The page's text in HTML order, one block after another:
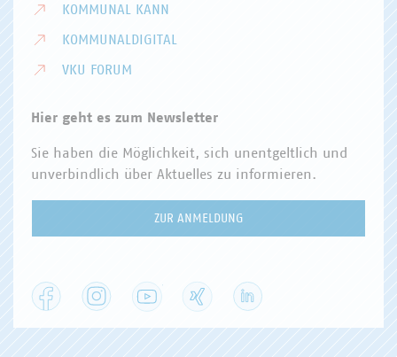
KOMMUNAL KANN
KOMMUNALDIGITAL
VKU FORUM
Hier geht es zum Newsletter
Sie haben die Möglichkeit, sich unentgeltlich und
unverbindlich über Aktuelles zu informieren.
ZUR ANMELDUNG
Facebook Instagram YouTube